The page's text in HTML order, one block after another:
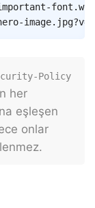
Policy
her
eşleşen
onlar